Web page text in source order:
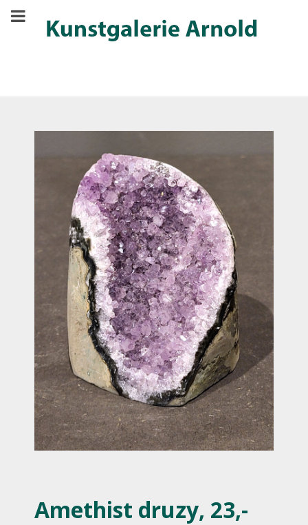
Amethist druzy, 23,-